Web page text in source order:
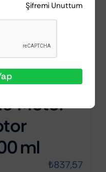
Motor
ml
₺837,57
Şifremi Unuttum